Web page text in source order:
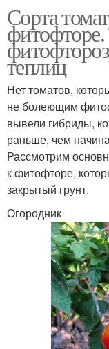
Сорта
теплиц
Нет томатов,
не болеющим
вывели гибриды,
раньше, чем
Рассмотрим
к фитофторе,
закрытый грунт.
Огородник